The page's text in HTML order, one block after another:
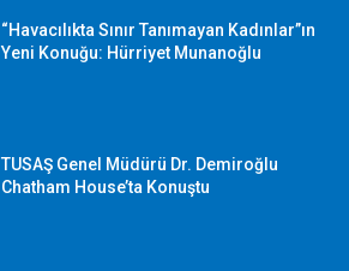
“Havacılıkta Sınır Tanımayan Kadınlar”ın
Yeni Konuğu: Hürriyet Munanoğlu
TUSAŞ Genel Müdürü Dr. Demiroğlu
Chatham House’ta Konuştu